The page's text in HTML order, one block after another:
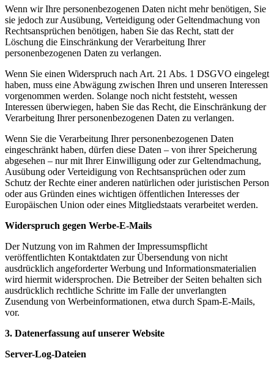
Wenn wir Ihre personenbezogenen Daten nicht mehr benötigen, Sie
sie jedoch zur Ausübung, Verteidigung oder Geltendmachung von
Rechtsansprüchen benötigen, haben Sie das Recht, statt der
Löschung die Einschränkung der Verarbeitung Ihrer
personenbezogenen Daten zu verlangen.
Wenn Sie einen Widerspruch nach Art. 21 Abs. 1 DSGVO eingelegt
haben, muss eine Abwägung zwischen Ihren und unseren Interessen
vorgenommen werden. Solange noch nicht feststeht, wessen
Interessen überwiegen, haben Sie das Recht, die Einschränkung der
Verarbeitung Ihrer personenbezogenen Daten zu verlangen.
Wenn Sie die Verarbeitung Ihrer personenbezogenen Daten
eingeschränkt haben, dürfen diese Daten – von ihrer Speicherung
abgesehen – nur mit Ihrer Einwilligung oder zur Geltendmachung,
Ausübung oder Verteidigung von Rechtsansprüchen oder zum
Schutz der Rechte einer anderen natürlichen oder juristischen Person
oder aus Gründen eines wichtigen öffentlichen Interesses der
Europäischen Union oder eines Mitgliedstaats verarbeitet werden.
Widerspruch gegen Werbe-E-Mails
Der Nutzung von im Rahmen der Impressumspflicht
veröffentlichten Kontaktdaten zur Übersendung von nicht
ausdrücklich angeforderter Werbung und Informationsmaterialien
wird hiermit widersprochen. Die Betreiber der Seiten behalten sich
ausdrücklich rechtliche Schritte im Falle der unverlangten
Zusendung von Werbeinformationen, etwa durch Spam-E-Mails,
vor.
3. Datenerfassung auf unserer Website
Server-Log-Dateien